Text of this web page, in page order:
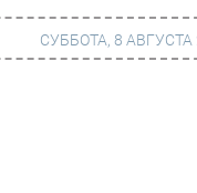
СУББОТА, 8 АВГУСТА